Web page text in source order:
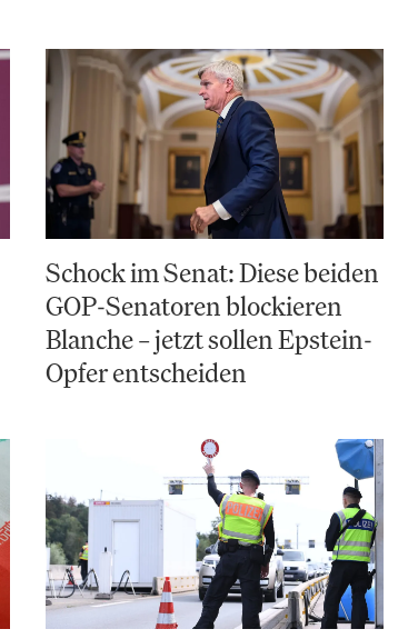
Schock im Senat: Diese beiden
GOP-Senatoren blockieren
Blanche – jetzt sollen Epstein-
Opfer entscheiden